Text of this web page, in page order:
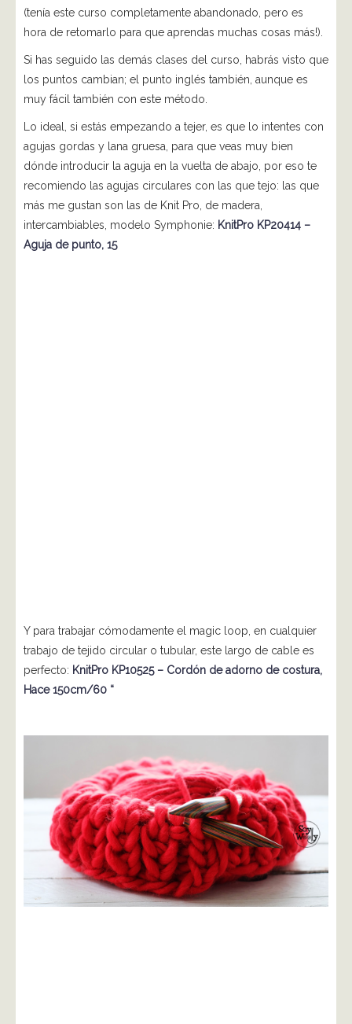
(tenía este curso completamente abandonado, pero es
hora de retomarlo para que aprendas muchas cosas más!).
Si has seguido las demás clases del curso, habrás visto que
los puntos cambian; el punto inglés también, aunque es
muy fácil también con este método.
Lo ideal, si estás empezando a tejer, es que lo intentes con
agujas gordas y lana gruesa, para que veas muy bien
dónde introducir la aguja en la vuelta de abajo, por eso te
recomiendo las agujas circulares con las que tejo: las que
más me gustan son las de Knit Pro, de madera,
intercambiables, modelo Symphonie: KnitPro KP20414 –
Aguja de punto, 15
Y para trabajar cómodamente el magic loop, en cualquier
trabajo de tejido circular o tubular, este largo de cable es
perfecto: KnitPro KP10525 – Cordón de adorno de costura,
Hace 150cm/60 “